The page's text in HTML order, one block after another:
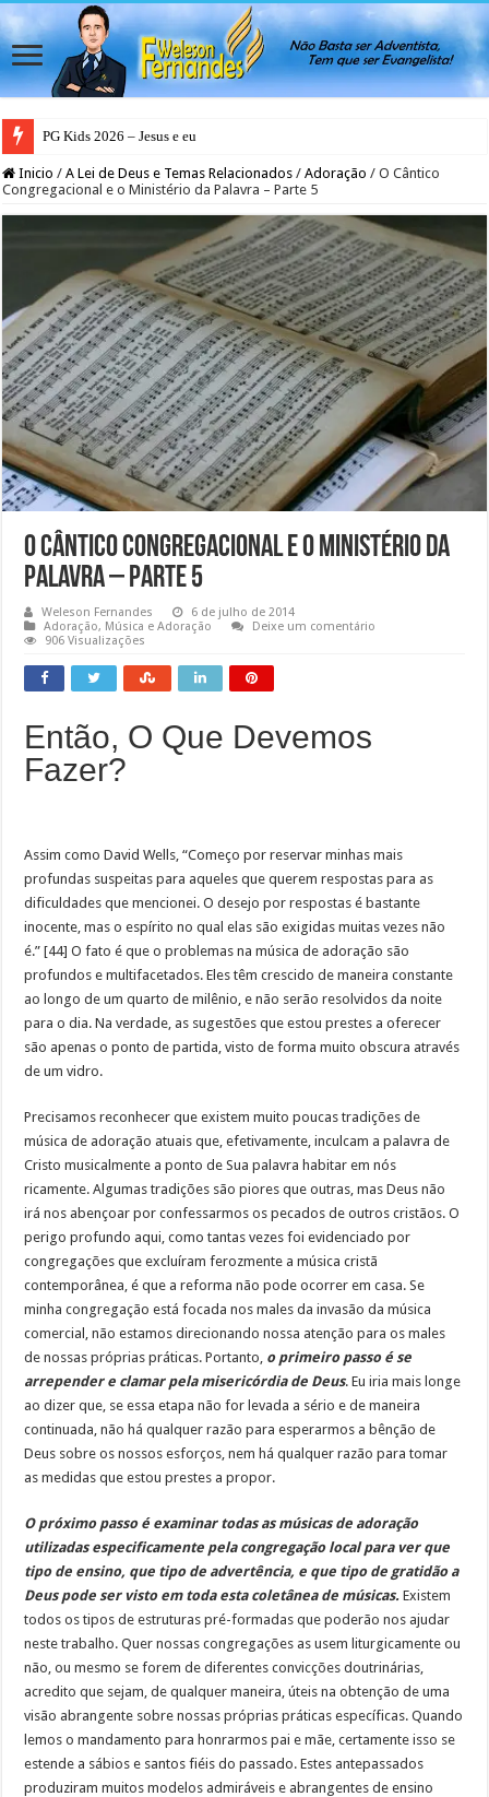
PG Kids 2026 – Jesus e eu
PG Teens 2026 – A Luz do Mundo
Inicio / A Lei de Deus e Temas Relacionados / Adoração / O Cântico
Congregacional e o Ministério da Palavra – Parte 5
O Cântico Congregacional e o Ministério da
Palavra – Parte 5
Weleson Fernandes
6 de julho de 2014
Adoração, Música e Adoração
Deixe um comentário
906 Visualizações
Então, O Que Devemos
Fazer?
Assim como David Wells, “Começo por reservar minhas mais
profundas suspeitas para aqueles que querem respostas para as
dificuldades que mencionei. O desejo por respostas é bastante
inocente, mas o espírito no qual elas são exigidas muitas vezes não
é.” [44] O fato é que o problemas na música de adoração são
profundos e multifacetados. Eles têm crescido de maneira constante
ao longo de um quarto de milênio, e não serão resolvidos da noite
para o dia. Na verdade, as sugestões que estou prestes a oferecer
são apenas o ponto de partida, visto de forma muito obscura através
de um vidro.
Precisamos reconhecer que existem muito poucas tradições de
música de adoração atuais que, efetivamente, inculcam a palavra de
Cristo musicalmente a ponto de Sua palavra habitar em nós
ricamente. Algumas tradições são piores que outras, mas Deus não
irá nos abençoar por confessarmos os pecados de outros cristãos. O
perigo profundo aqui, como tantas vezes foi evidenciado por
congregações que excluíram ferozmente a música cristã
contemporânea, é que a reforma não pode ocorrer em casa. Se
minha congregação está focada nos males da invasão da música
comercial, não estamos direcionando nossa atenção para os males
de nossas próprias práticas. Portanto, o primeiro passo é se
arrepender e clamar pela misericórdia de Deus. Eu iria mais longe
ao dizer que, se essa etapa não for levada a sério e de maneira
continuada, não há qualquer razão para esperarmos a bênção de
Deus sobre os nossos esforços, nem há qualquer razão para tomar
as medidas que estou prestes a propor.
O próximo passo é examinar todas as músicas de adoração
utilizadas especificamente pela congregação local para ver que
tipo de ensino, que tipo de advertência, e que tipo de gratidão a
Deus pode ser visto em toda esta coletânea de músicas. Existem
todos os tipos de estruturas pré-formadas que poderão nos ajudar
neste trabalho. Quer nossas congregações as usem liturgicamente ou
não, ou mesmo se forem de diferentes convicções doutrinárias,
acredito que sejam, de qualquer maneira, úteis na obtenção de uma
visão abrangente sobre nossas próprias práticas específicas. Quando
lemos o mandamento para honrarmos pai e mãe, certamente isso se
estende a sábios e santos fiéis do passado. Estes antepassados
produziram muitos modelos admiráveis e abrangentes de ensino